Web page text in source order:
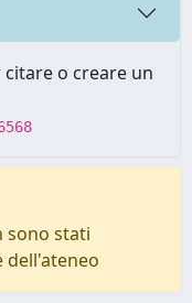
o creare un
sono stati
dell'ateneo